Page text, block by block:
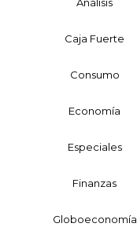
Caja Fuerte
Consumo
Economía
Especiales
Finanzas
Globoeconomía